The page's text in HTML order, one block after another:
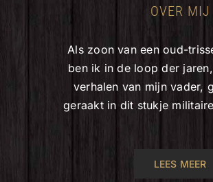
OVER MIJ
Als zoon van een oud-
ben ik in de loop der
verhalen van mijn vader,
geraakt in dit stukje
LEES MEER